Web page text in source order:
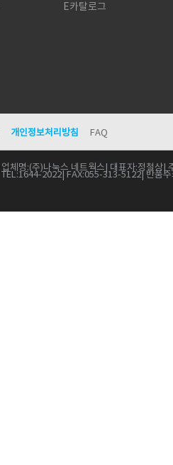
E카탈로그
개인정보처리방침 FAQ
업체명:(주)나눅스 네트웍스 | 대표자:정철상|
TEL:1644-2022 | FAX:055-313-5122 | 반품